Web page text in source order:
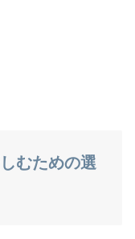
むための選